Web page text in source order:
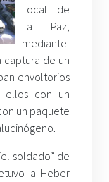
Local de
La Paz,
mediante
captura de un
envoltorios
ellos con un
un paquete
soldado” de
a Heber